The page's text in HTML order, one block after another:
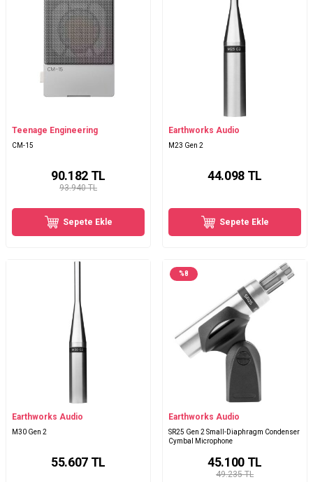
Teenage Engineering
CM-15
93.940 TL
90.182TL
Sepete Ekle
Earthworks Audio
M23 Gen 2
44.098TL
Sepete Ekle
Earthworks Audio
M30 Gen 2
55.607TL
%8
Earthworks Audio
SR25 Gen 2 Small-Diaphragm Condenser
Cymbal Microphone
49.235 TL
45.100TL